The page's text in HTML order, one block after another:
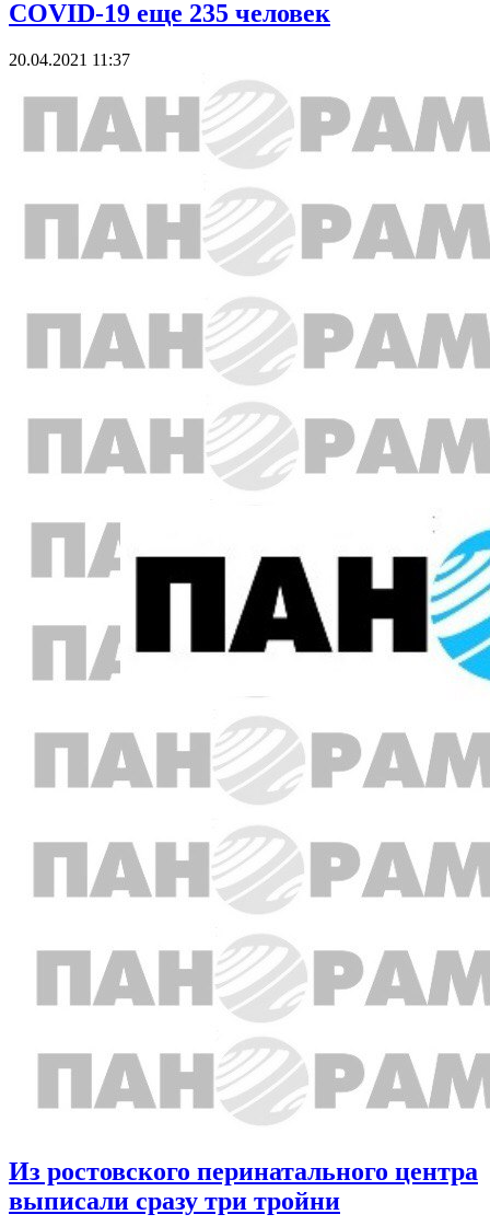
COVID-19 еще 235 человек
20.04.2021 11:37
Из ростовского перинатального центра
выписали сразу три тройни